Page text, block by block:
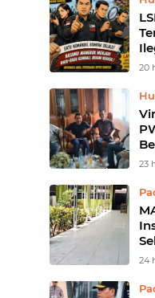
20
23
24